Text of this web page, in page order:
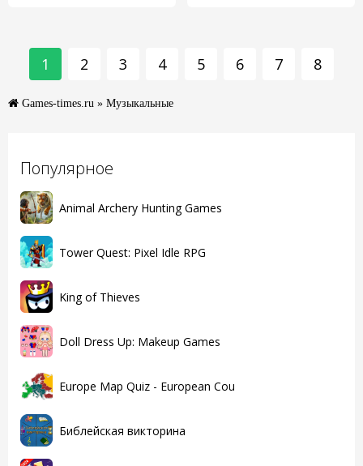
Популярное
Animal Archery Hunting Games
Tower Quest: Pixel Idle RPG
King of Thieves
Doll Dress Up: Makeup Games
Europe Map Quiz - European Cou
Библейская викторина
1 2 3 4 5 6 7 8
Games-times.ru » Музыкальные